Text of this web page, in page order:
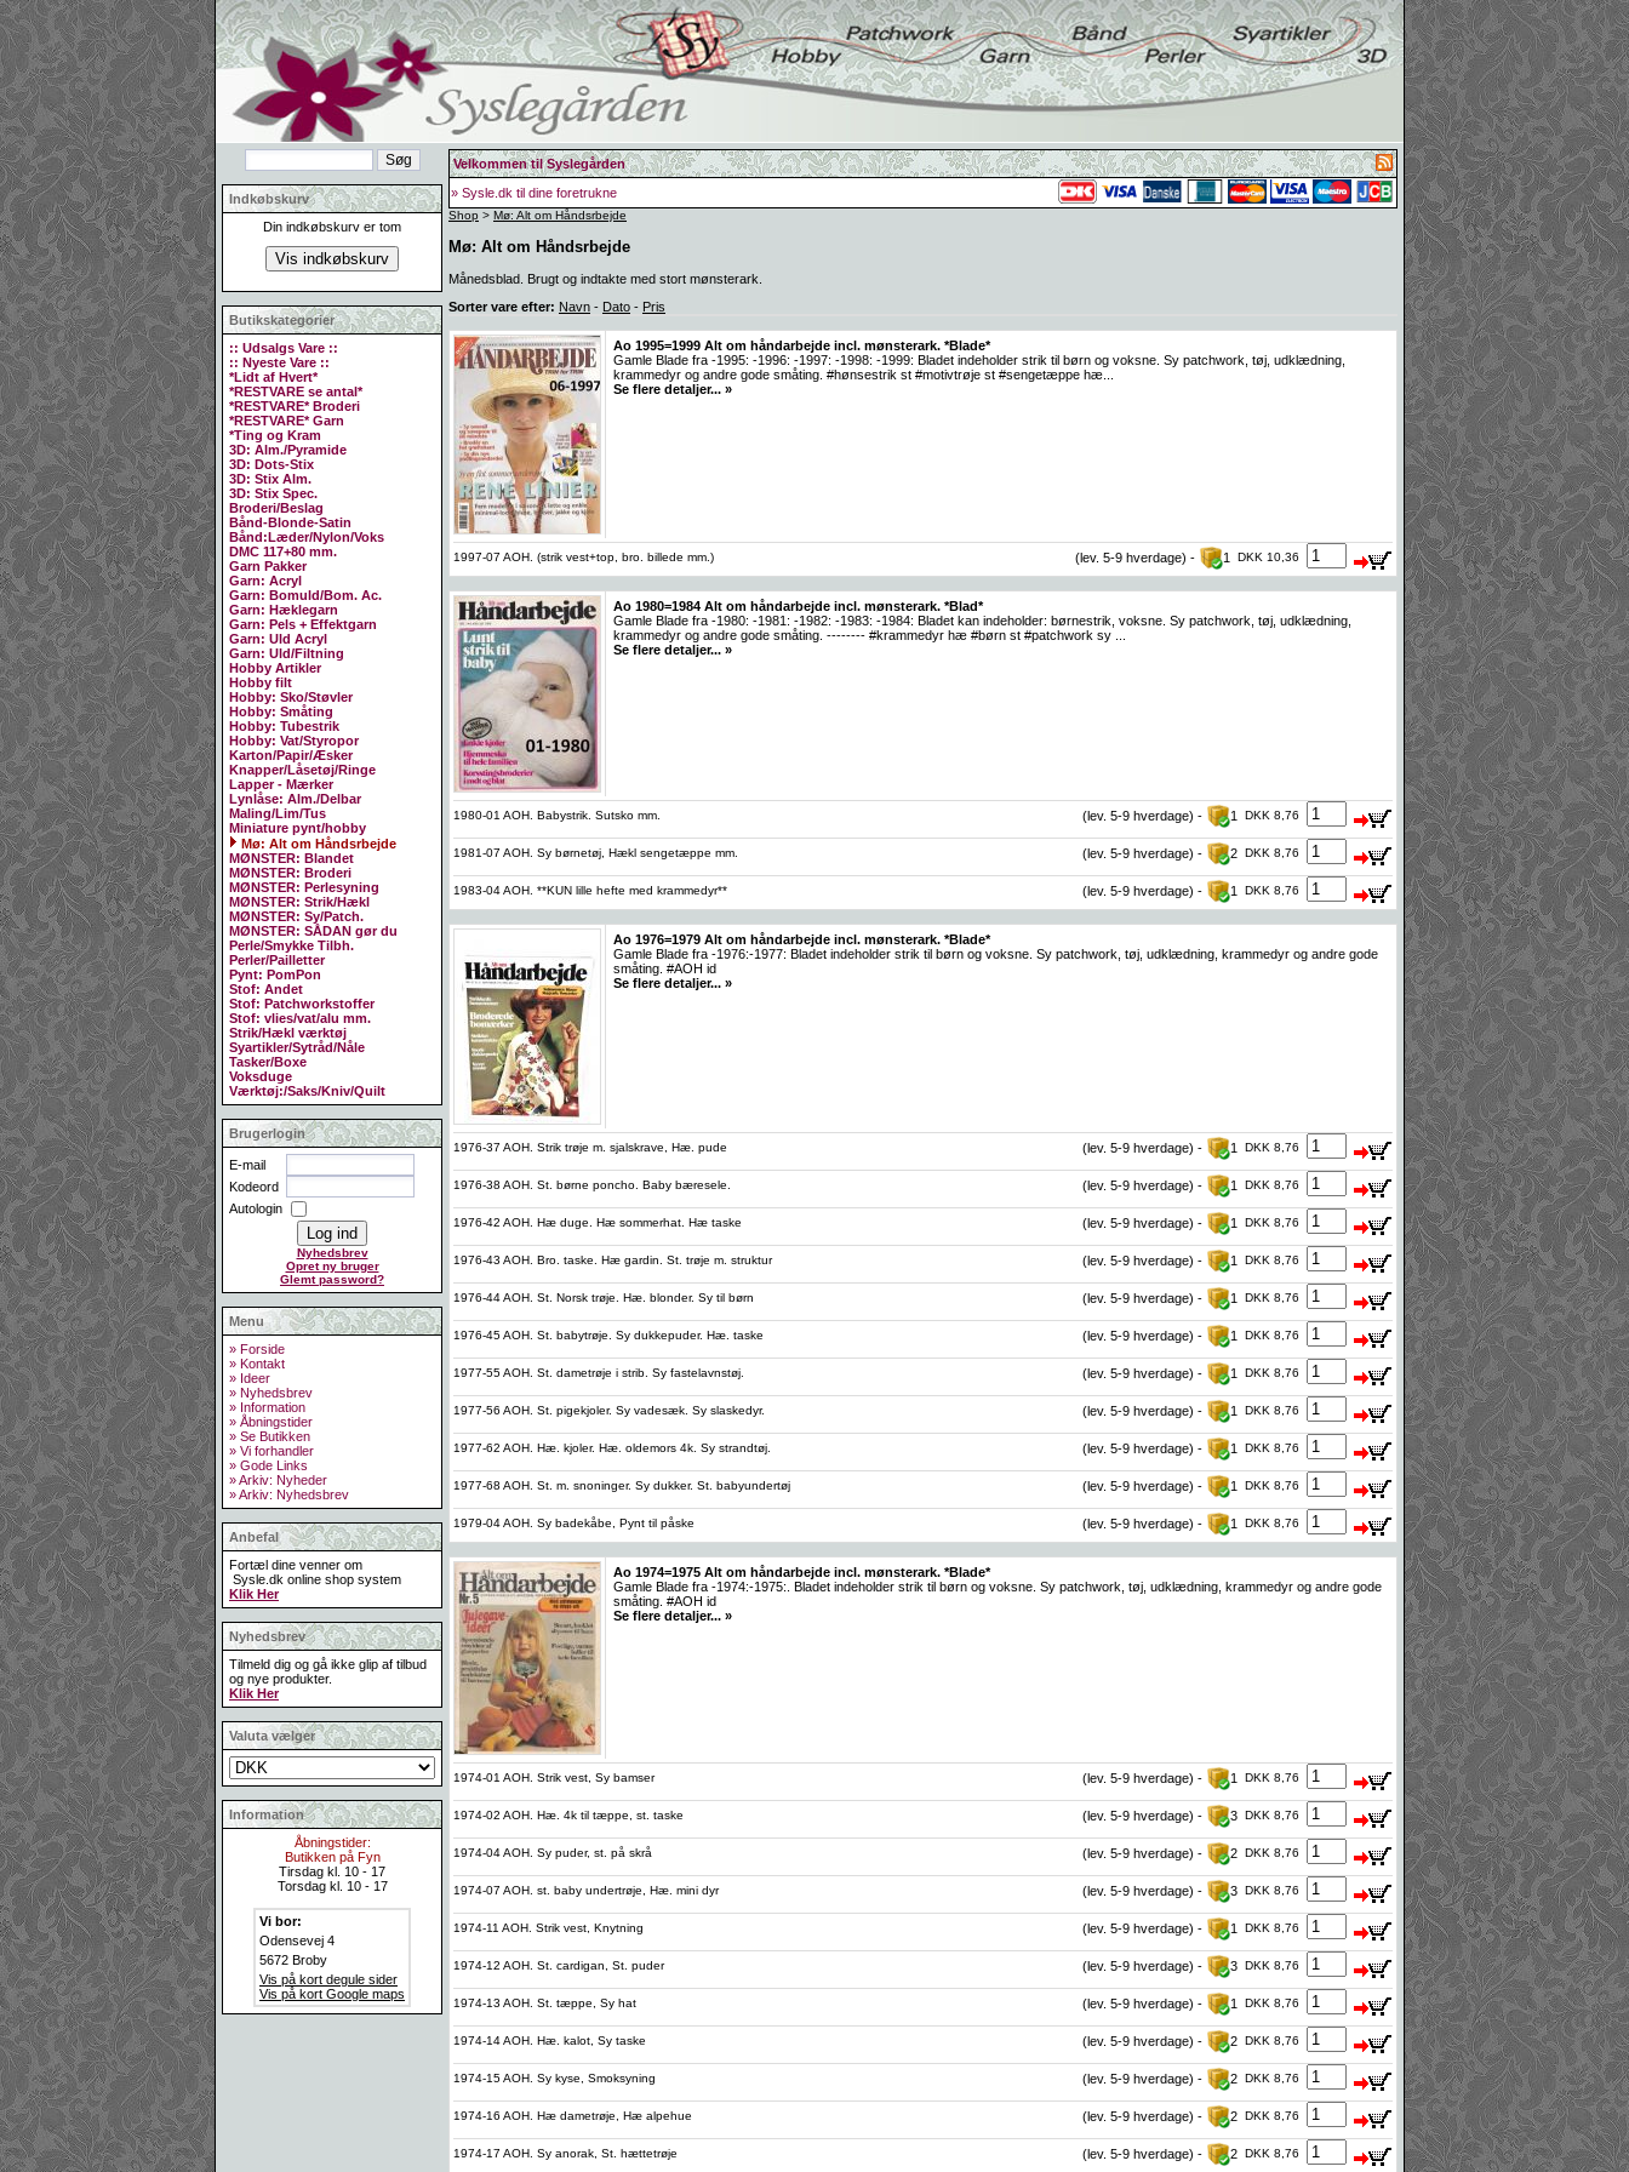
Indkøbskurv
Din indkøbskurv er tom
Butikskategorier
:: Udsalgs Vare ::
:: Nyeste Vare ::
*Lidt af Hvert*
*RESTVARE se antal*
*RESTVARE* Broderi
*RESTVARE* Garn
*Ting og Kram
3D: Alm./Pyramide
3D: Dots-Stix
3D: Stix Alm.
3D: Stix Spec.
Broderi/Beslag
Bånd-Blonde-Satin
Bånd:Læder/Nylon/Voks
DMC 117+80 mm.
Garn Pakker
Garn: Acryl
Garn: Bomuld/Bom. Ac.
Garn: Hæklegarn
Garn: Pels + Effektgarn
Garn: Uld Acryl
Garn: Uld/Filtning
Hobby Artikler
Hobby filt
Hobby: Sko/Støvler
Hobby: Småting
Hobby: Tubestrik
Hobby: Vat/Styropor
Karton/Papir/Æsker
Knapper/Låsetøj/Ringe
Lapper - Mærker
Lynlåse: Alm./Delbar
Maling/Lim/Tus
Miniature pynt/hobby
Mø: Alt om Håndsrbejde
MØNSTER: Blandet
MØNSTER: Broderi
MØNSTER: Perlesyning
MØNSTER: Strik/Hækl
MØNSTER: Sy/Patch.
MØNSTER: SÅDAN gør du
Perle/Smykke Tilbh.
Perler/Pailletter
Pynt: PomPon
Stof: Andet
Stof: Patchworkstoffer
Stof: vlies/vat/alu mm.
Strik/Hækl værktøj
Syartikler/Sytråd/Nåle
Tasker/Boxe
Voksduge
Værktøj:/Saks/Kniv/Quilt
Brugerlogin
E-mail
Kodeord
Autologin
Nyhedsbrev
Opret ny bruger
Glemt password?
Menu
» Forside
» Kontakt
» Ideer
» Nyhedsbrev
» Information
» Åbningstider
» Se Butikken
» Vi forhandler
» Gode Links
» Arkiv: Nyheder
» Arkiv: Nyhedsbrev
Anbefal
Fortæl dine venner om
Sysle.dk online shop system
Klik Her
Nyhedsbrev
Tilmeld dig og gå ikke glip af tilbud
og nye produkter.
Klik Her
Valuta vælger
Information
Åbningstider:
Butikken på Fyn
Tirsdag kl. 10 - 17
Torsdag kl. 10 - 17
Vi bor:
Odensevej 4
5672 Broby
Vis på kort degule sider
Vis på kort Google maps
Velkommen til Syslegården
» Sysle.dk til dine foretrukne
Shop > Mø: Alt om Håndsrbejde
Mø: Alt om Håndsrbejde
Månedsblad. Brugt og indtakte med stort mønsterark.
Sorter vare efter: Navn - Dato - Pris
Ao 1995=1999 Alt om håndarbejde incl. mønsterark. *Blade*
Gamle Blade fra -1995: -1996: -1997: -1998: -1999: Bladet indeholder strik til børn og voksne. Sy patchwork, tøj, udklædning,
krammedyr og andre gode småting. #hønsestrik st #motivtrøje st #sengetæppe hæ...
Se flere detaljer... »
1997-07 AOH. (strik vest+top, bro. billede mm.) (lev. 5-9 hverdage) - 1 DKK 10,36
Ao 1980=1984 Alt om håndarbejde incl. mønsterark. *Blad*
Gamle Blade fra -1980: -1981: -1982: -1983: -1984: Bladet kan indeholder: børnestrik, voksne. Sy patchwork, tøj, udklædning,
krammedyr og andre gode småting. -------- #krammedyr hæ #børn st #patchwork sy ...
Se flere detaljer... »
1980-01 AOH. Babystrik. Sutsko mm. (lev. 5-9 hverdage) - 1 DKK 8,76
1981-07 AOH. Sy børnetøj, Hækl sengetæppe mm. (lev. 5-9 hverdage) - 2 DKK 8,76
1983-04 AOH. **KUN lille hefte med krammedyr** (lev. 5-9 hverdage) - 1 DKK 8,76
Ao 1976=1979 Alt om håndarbejde incl. mønsterark. *Blade*
Gamle Blade fra -1976:-1977: Bladet indeholder strik til børn og voksne. Sy patchwork, tøj, udklædning, krammedyr og andre gode
småting. #AOH id
Se flere detaljer... »
1976-37 AOH. Strik trøje m. sjalskrave, Hæ. pude (lev. 5-9 hverdage) - 1 DKK 8,76
1976-38 AOH. St. børne poncho. Baby bæresele. (lev. 5-9 hverdage) - 1 DKK 8,76
1976-42 AOH. Hæ duge. Hæ sommerhat. Hæ taske (lev. 5-9 hverdage) - 1 DKK 8,76
1976-43 AOH. Bro. taske. Hæ gardin. St. trøje m. struktur (lev. 5-9 hverdage) - 1 DKK 8,76
1976-44 AOH. St. Norsk trøje. Hæ. blonder. Sy til børn (lev. 5-9 hverdage) - 1 DKK 8,76
1976-45 AOH. St. babytrøje. Sy dukkepuder. Hæ. taske (lev. 5-9 hverdage) - 1 DKK 8,76
1977-55 AOH. St. dametrøje i strib. Sy fastelavnstøj. (lev. 5-9 hverdage) - 1 DKK 8,76
1977-56 AOH. St. pigekjoler. Sy vadesæk. Sy slaskedyr. (lev. 5-9 hverdage) - 1 DKK 8,76
1977-62 AOH. Hæ. kjoler. Hæ. oldemors 4k. Sy strandtøj. (lev. 5-9 hverdage) - 1 DKK 8,76
1977-68 AOH. St. m. snoninger. Sy dukker. St. babyundertøj (lev. 5-9 hverdage) - 1 DKK 8,76
1979-04 AOH. Sy badekåbe, Pynt til påske (lev. 5-9 hverdage) - 1 DKK 8,76
Ao 1974=1975 Alt om håndarbejde incl. mønsterark. *Blade*
Gamle Blade fra -1974:-1975:. Bladet indeholder strik til børn og voksne. Sy patchwork, tøj, udklædning, krammedyr og andre gode
småting. #AOH id
Se flere detaljer... »
1974-01 AOH. Strik vest, Sy bamser (lev. 5-9 hverdage) - 1 DKK 8,76
1974-02 AOH. Hæ. 4k til tæppe, st. taske (lev. 5-9 hverdage) - 3 DKK 8,76
1974-04 AOH. Sy puder, st. på skrå (lev. 5-9 hverdage) - 2 DKK 8,76
1974-07 AOH. st. baby undertrøje, Hæ. mini dyr (lev. 5-9 hverdage) - 3 DKK 8,76
1974-11 AOH. Strik vest, Knytning (lev. 5-9 hverdage) - 1 DKK 8,76
1974-12 AOH. St. cardigan, St. puder (lev. 5-9 hverdage) - 3 DKK 8,76
1974-13 AOH. St. tæppe, Sy hat (lev. 5-9 hverdage) - 1 DKK 8,76
1974-14 AOH. Hæ. kalot, Sy taske (lev. 5-9 hverdage) - 2 DKK 8,76
1974-15 AOH. Sy kyse, Smoksyning (lev. 5-9 hverdage) - 2 DKK 8,76
1974-16 AOH. Hæ dametrøje, Hæ alpehue (lev. 5-9 hverdage) - 2 DKK 8,76
1974-17 AOH. Sy anorak, St. hættetrøje (lev. 5-9 hverdage) - 2 DKK 8,76